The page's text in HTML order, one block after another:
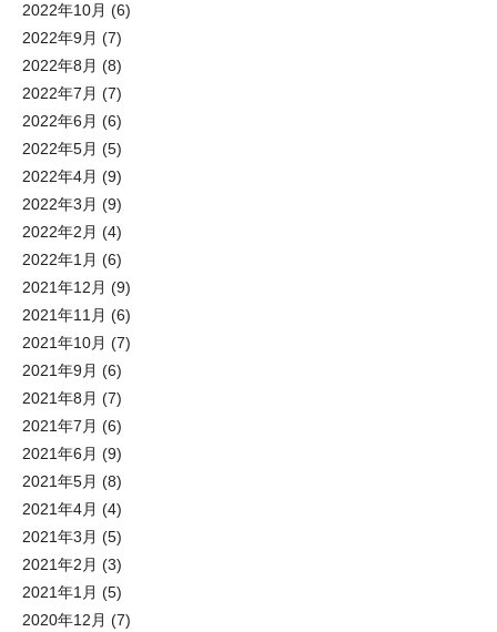
2022年10月 (6)
2022年9月 (7)
2022年8月 (8)
2022年7月 (7)
2022年6月 (6)
2022年5月 (5)
2022年4月 (9)
2022年3月 (9)
2022年2月 (4)
2022年1月 (6)
2021年12月 (9)
2021年11月 (6)
2021年10月 (7)
2021年9月 (6)
2021年8月 (7)
2021年7月 (6)
2021年6月 (9)
2021年5月 (8)
2021年4月 (4)
2021年3月 (5)
2021年2月 (3)
2021年1月 (5)
2020年12月 (7)